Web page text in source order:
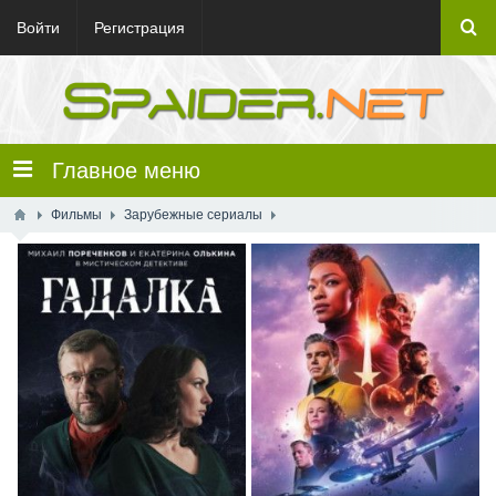
Войти Регистрация
Главное меню
Фильмы Зарубежные сериалы